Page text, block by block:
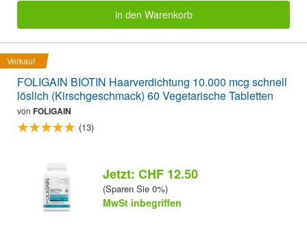
in den Warenkorb
Verkauf
FOLIGAIN BIOTIN Haarverdichtung 10.000 mcg schnell
löslich (Kirschgeschmack) 60 Vegetarische Tabletten
von FOLIGAIN
(13)
Jetzt: CHF 12.50
(Sparen Sie 0%)
MwSt inbegriffen